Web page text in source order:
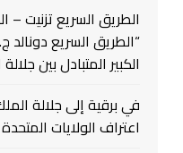
الطريق السريع تزنيت –
“الطريق السريع دونالد
الكبير المتبادل بين
في برقية إلى جلالة
اعتراف الولايات